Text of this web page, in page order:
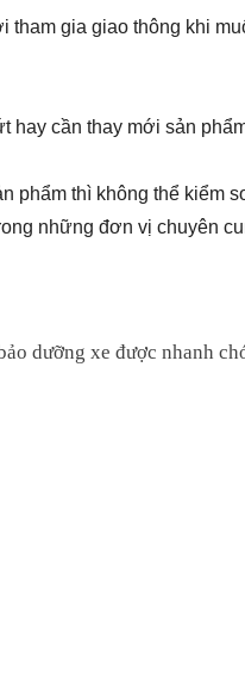
gia giao thông khi
hay cần thay mới sản
phẩm thì không thể kiểm
những đơn vị chuyên
dưỡng xe được nhanh